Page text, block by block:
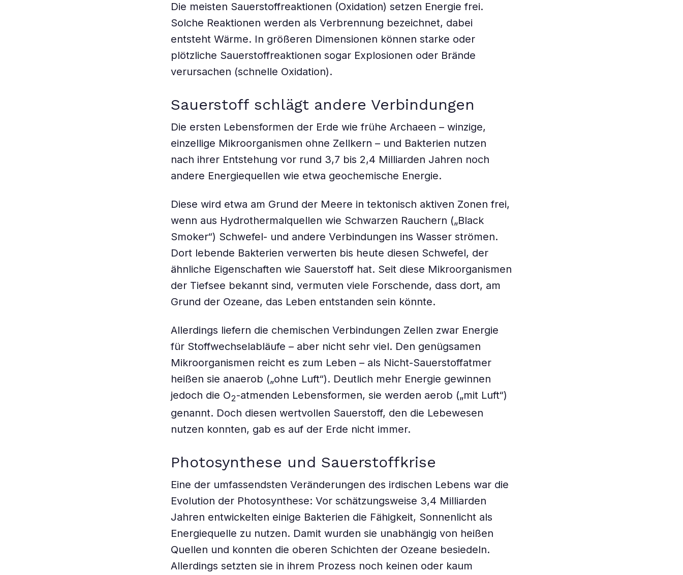
Die meisten Sauerstoffreaktionen (Oxidation) setzen Energie frei.
Solche Reaktionen werden als Verbrennung bezeichnet, dabei
entsteht Wärme. In größeren Dimensionen können starke oder
plötzliche Sauerstoffreaktionen sogar Explosionen oder Brände
verursachen (schnelle Oxidation).
Sauerstoff schlägt andere Verbindungen
Die ersten Lebensformen der Erde wie frühe Archaeen – winzige,
einzellige Mikroorganismen ohne Zellkern – und Bakterien nutzen
nach ihrer Entstehung vor rund 3,7 bis 2,4 Milliarden Jahren noch
andere Energiequellen wie etwa geochemische Energie.
Diese wird etwa am Grund der Meere in tektonisch aktiven Zonen frei,
wenn aus Hydrothermalquellen wie Schwarzen Rauchern („Black
Smoker“) Schwefel- und andere Verbindungen ins Wasser strömen.
Dort lebende Bakterien verwerten bis heute diesen Schwefel, der
ähnliche Eigenschaften wie Sauerstoff hat. Seit diese Mikroorganismen
der Tiefsee bekannt sind, vermuten viele Forschende, dass dort, am
Grund der Ozeane, das Leben entstanden sein könnte.
Allerdings liefern die chemischen Verbindungen Zellen zwar Energie
für Stoffwechselabläufe – aber nicht sehr viel. Den genügsamen
Mikroorganismen reicht es zum Leben – als Nicht-Sauerstoffatmer
heißen sie anaerob („ohne Luft“). Deutlich mehr Energie gewinnen
jedoch die O2-atmenden Lebensformen, sie werden aerob („mit Luft“)
genannt. Doch diesen wertvollen Sauerstoff, den die Lebewesen
nutzen konnten, gab es auf der Erde nicht immer.
Photosynthese und Sauerstoffkrise
Eine der umfassendsten Veränderungen des irdischen Lebens war die
Evolution der Photosynthese: Vor schätzungsweise 3,4 Milliarden
Jahren entwickelten einige Bakterien die Fähigkeit, Sonnenlicht als
Energiequelle zu nutzen. Damit wurden sie unabhängig von heißen
Quellen und konnten die oberen Schichten der Ozeane besiedeln.
Allerdings setzten sie in ihrem Prozess noch keinen oder kaum